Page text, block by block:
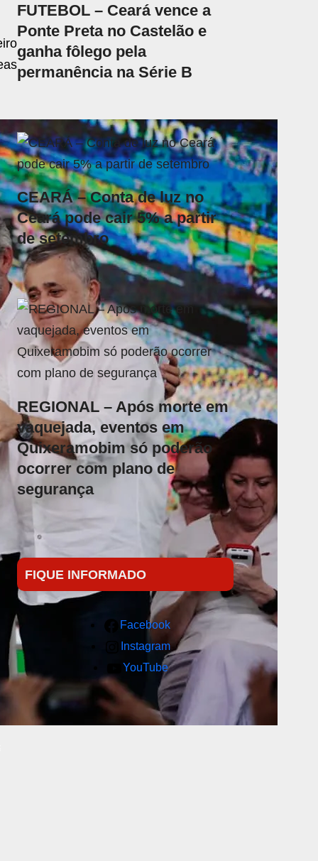
FUTEBOL – Ceará vence a
Ponte Preta no Castelão e
ganha fôlego pela
permanência na Série B
CEARÁ – Conta de luz no
Ceará pode cair 5% a partir
de setembro
REGIONAL – Após morte em
vaquejada, eventos em
Quixeramobim só poderão
ocorrer com plano de
segurança
FIQUE INFORMADO
Facebook
Instagram
YouTube